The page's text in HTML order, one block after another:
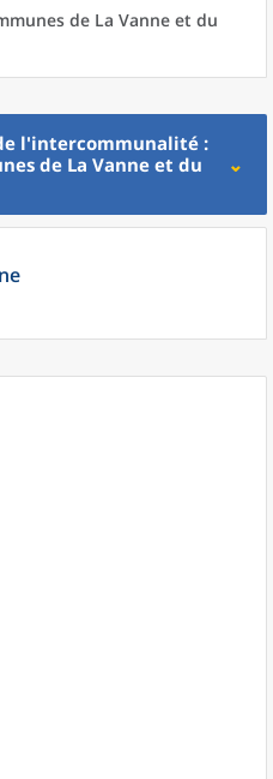
de La Vanne et du
l'intercommunalité :
de La Vanne et du